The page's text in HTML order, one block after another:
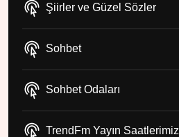
Şiirler ve Güzel Sözler
Sohbet
Sohbet Odaları
TrendFm Yayın Saatlerimiz